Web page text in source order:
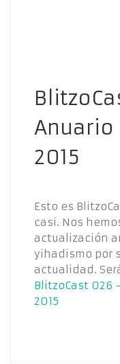
Anuario
2015
Esto es
casi. Nos
actualización
yihadismo por
actualidad.
BlitzoCast 026
2015